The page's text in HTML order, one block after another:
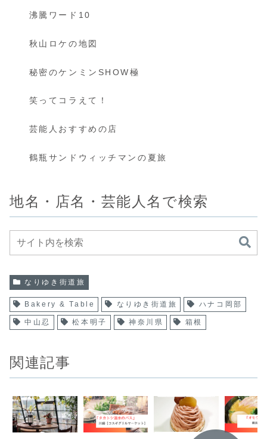
沸騰ワード10
秋山ロケの地図
秘密のケンミンSHOW極
笑ってコラえて！
芸能人おすすめの店
鶴瓶サンドウィッチマンの夏旅
地名・店名・芸能人名で検索
なりゆき街道旅
Bakery & Table なりゆき街道旅 ハナコ岡部
中山忍 松本明子 神奈川県 箱根
関連記事